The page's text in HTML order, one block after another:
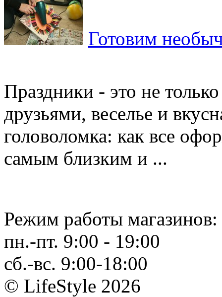
Готовим
Праздники - это не
друзьями, веселье и
головоломка: как все
самым близким и ...
Режим работы магазинов:
пн.-пт. 9:00 - 19:00
сб.-вс. 9:00-18:00
© LifeStyle 2026